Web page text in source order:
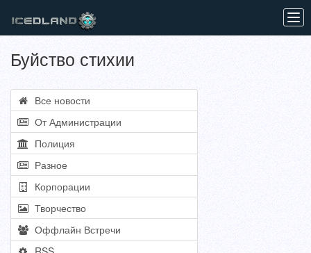
Буйство стихии
Все новости
От Администрации
Полиция
Разное
Корпорации
Творчество
Оффлайн Встречи